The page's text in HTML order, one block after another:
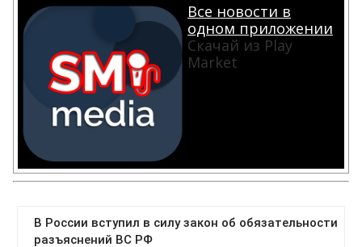
Все новости в
одном приложении
Скачай из Play
Market